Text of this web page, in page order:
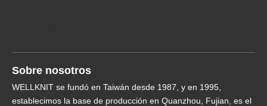
Sobre nosotros
WELLKNIT se fundó en Taiwán desde 1987, y en 1995,
establecimos la base de producción en Quanzhou, Fujian, es el